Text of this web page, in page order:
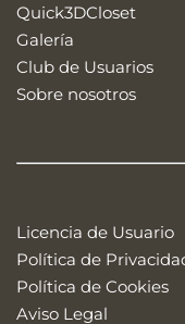
Quick3DCloset
Galería
Club de Usuarios
Sobre nosotros
Licencia de Usuario
Política de
Política de Cookies
Aviso Legal